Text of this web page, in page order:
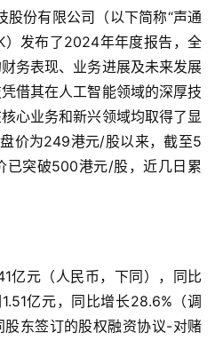
份有限公司（以下简称“声通
发布了2024年年度报告，全
务表现、业务进展及未来发展
借其在人工智能领域的深厚技
心业务和新兴领域均取得了显
价为249港元/股以来，截至5
已突破500港元/股，近几日累
亿元（人民币，下同），同比
亿元，同比增长28.6%（调
东签订的股权融资协议-对赌